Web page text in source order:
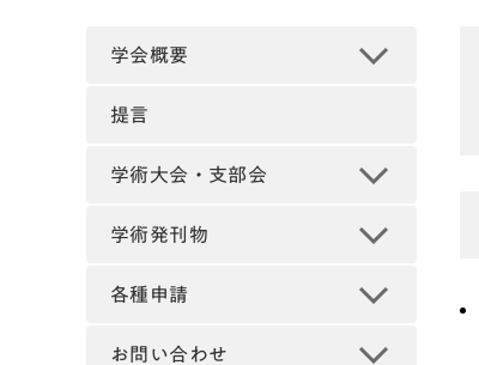
学会概要
提言
学術大会・支部会
学術発刊物
各種申請
お問い合わせ